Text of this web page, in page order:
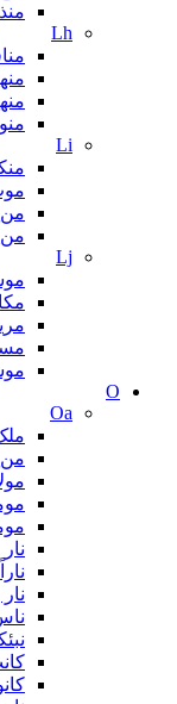
Lh
Li
Lj
O
Oa
من
نار
ناراً